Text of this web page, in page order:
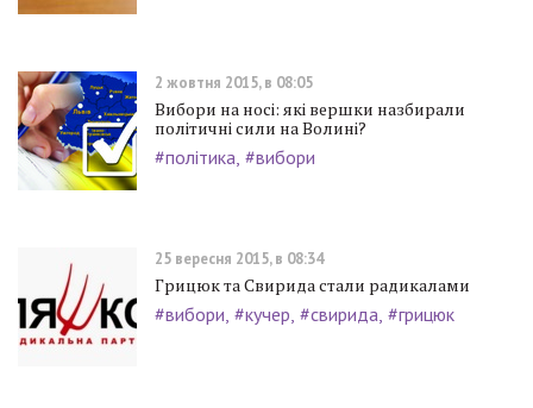
2 жовтня 2015, в 08:05
Вибори на носі: які вершки назбирали
політичні сили на Волині?
#політика #вибори
25 вересня 2015, в 08:34
Грицюк та Свирида стали радикалами
#вибори #кучер #свирида #грицюк